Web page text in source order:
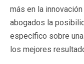
más en la
abogados la
específico sobre
los mejores